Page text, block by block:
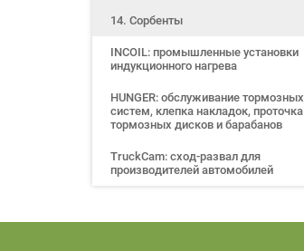
14. Сорбенты
INCOIL: промышленные установки
индукционного нагрева
HUNGER: обслуживание тормозных
систем, клепка накладок, проточка
тормозных дисков и барабанов
TruckCam: сход-развал для
производителей автомобилей